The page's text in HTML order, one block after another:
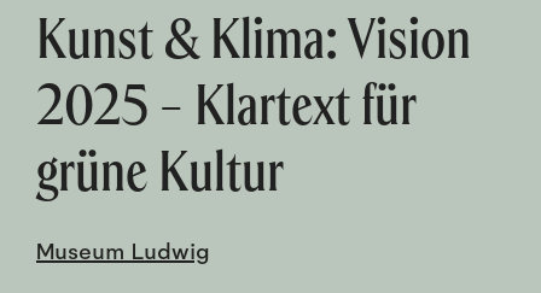
Kunst & Klima: Vision
2025 – Klartext für
grüne Kultur
Museum Ludwig